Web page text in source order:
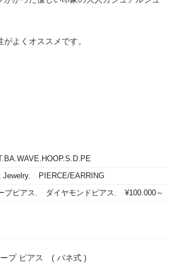
よくオススメです。
Jewelry, PIERCE/EARRING
プピアス, ダイヤモンドピアス, ¥100.000～
プ ピアス ( バネ式 )